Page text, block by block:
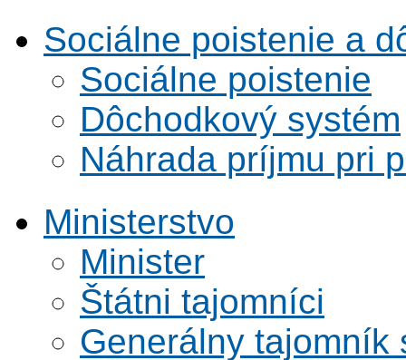
Sociálne poistenie a
Sociálne poistenie
Dôchodkový systém
Náhrada príjmu pri
Ministerstvo
Minister
Štátni tajomníci
Generálny tajomník